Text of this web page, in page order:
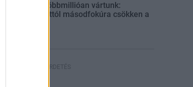
Amire többmillióan vártunk:
szombattól másodfokúra csökken a
HIRDETÉS